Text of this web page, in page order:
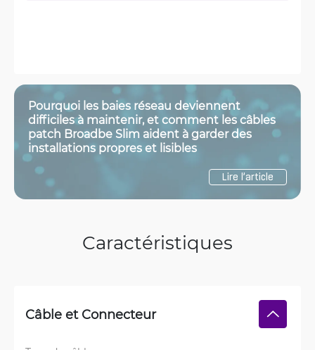
Pourquoi les baies réseau deviennent
difficiles à maintenir, et comment les câbles
patch Broadbe Slim aident à garder des
installations propres et lisibles
Lire l’article
Caractéristiques
Câble et Connecteur